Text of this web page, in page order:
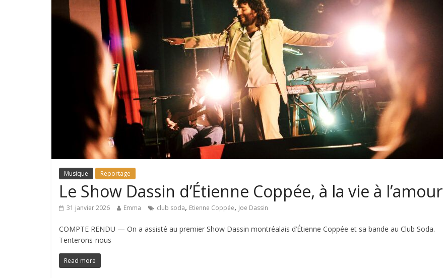
Musique Reportage
Le Show Dassin d’Étienne Coppée, à la vie à l’amour
31 janvier 2026 Emma club soda, Etienne Coppée, Joe Dassin
COMPTE RENDU — On a assisté au premier Show Dassin montréalais d’Étienne Coppée et sa bande au Club Soda.
Tenterons-nous
Read more